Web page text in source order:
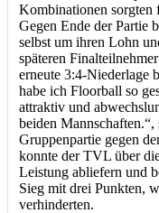
Kombinationen sorgten
Gegen Ende der Partie
selbst um ihren Lohn
späteren
erneute 3:4-Niederlage
habe ich Floorball so
attraktiv und
beiden
Gruppenpartie gegen
konnte der TVL über
Leistung abliefern und
Sieg mit drei Punkten,
verhinderten.